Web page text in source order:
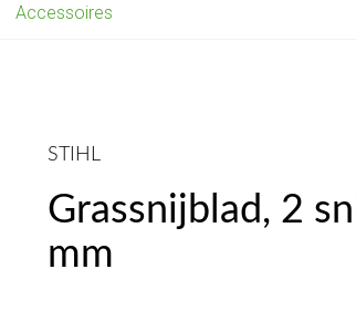
Accessoires
STIHL
Grassnijblad, 2
mm